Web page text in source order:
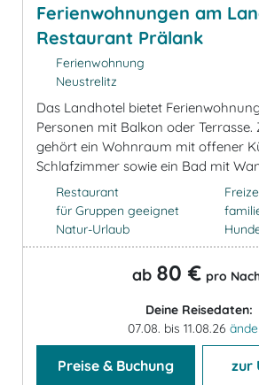
Ferienwohnungen am
Restaurant Prälank
Ferienwohnung
Neustrelitz
Das Landhotel bietet
Personen mit Balkon oder
gehört ein Wohnraum mit offener
Schlafzimmer sowie ein Bad mit
Restaurant
für Gruppen geeignet
Natur-Urlaub
ab 80 € pro
Deine Reisedaten:
07.08. bis 11.08.26
Preise & Buchung zur